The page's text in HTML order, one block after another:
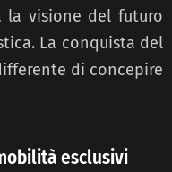
la visione del futuro
La conquista del
di concepire
esclusivi